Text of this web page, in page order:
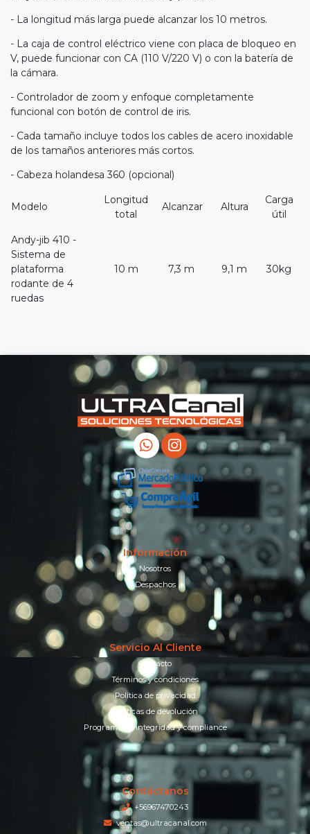
- La longitud más larga puede alcanzar los 10 metros.
- La caja de control eléctrico viene con placa de bloqueo en
V, puede funcionar con CA (110 V/220 V) o con la batería de
la cámara.
- Controlador de zoom y enfoque completamente
funcional con botón de control de iris.
- Cada tamaño incluye todos los cables de acero inoxidable
de los tamaños anteriores más cortos.
- Cabeza holandesa 360 (opcional)
Modelo
Longitud
total
Alcanzar Altura
Carga
útil
Andy-jib 410 -
Sistema de
plataforma
rodante de 4
ruedas
10 m 7,3 m 9,1 m 30kg
Información
Nosotros
Despachos
Servicio Al Cliente
Contacto
Términos y condiciones
Política de privacidad
Políticas de devolución
Programa de integridad y compliance
Contáctanos
+56967470243
ventas@ultracanal.com